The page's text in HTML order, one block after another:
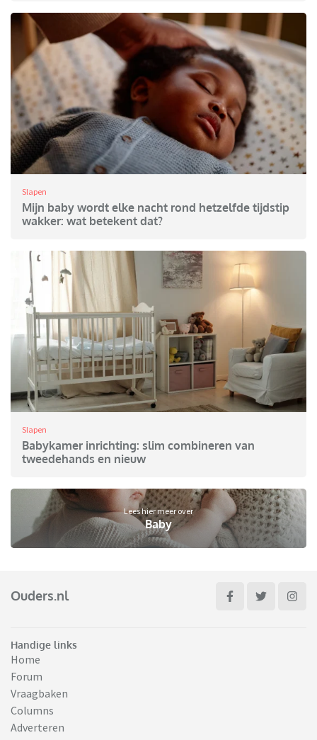
Slapen
Mijn baby wordt elke nacht rond hetzelfde tijdstip
wakker: wat betekent dat?
Slapen
Babykamer inrichting: slim combineren van
tweedehands en nieuw
Lees hier meer over
Baby
Ouders.nl
Handige links
Home
Forum
Vraagbaken
Columns
Adverteren